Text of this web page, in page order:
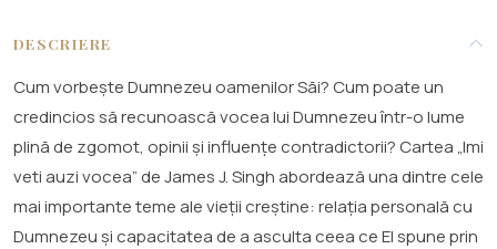
DESCRIERE
Cum vorbește Dumnezeu oamenilor Săi? Cum poate un
credincios să recunoască vocea lui Dumnezeu într-o lume
plină de zgomot, opinii și influențe contradictorii? Cartea „Imi
veti auzi vocea” de James J. Singh abordează una dintre cele
mai importante teme ale vieții creștine: relația personală cu
Dumnezeu și capacitatea de a asculta ceea ce El spune prin